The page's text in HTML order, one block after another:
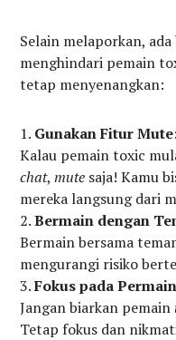
Selain melaporkan,
menghindari pemain
tetap menyenangkan:
Gunakan Fitur
Kalau pemain toxic
chat,mute saja! Kamu
mereka langsung dari
Bermain dengan
Bermain bersama
mengurangi risiko
Fokus pada
Jangan biarkan pemain
Tetap fokus dan